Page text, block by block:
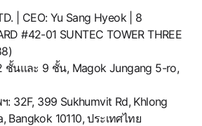
| CEO: Yu Sang Hyeok | 8
#42-01 SUNTEC TOWER THREE
ชั้นและ 9 ชั้น, Magok Jungang 5-ro,
: 32F, 399 Sukhumvit Rd, Khlong
Bangkok 10110, ประเทศไทย